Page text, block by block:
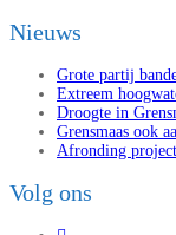
Nieuws
Grote partij
Extreem
Droogte in
Grensmaas ook
Afronding
Volg ons